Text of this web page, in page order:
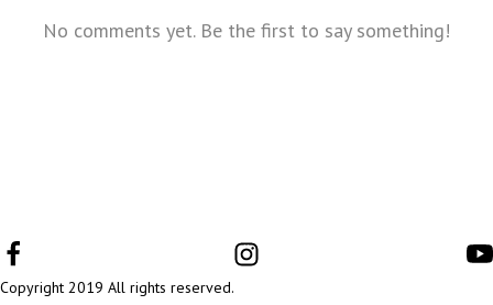
No comments yet. Be the first to say something!
Copyright 2019 All rights reserved.